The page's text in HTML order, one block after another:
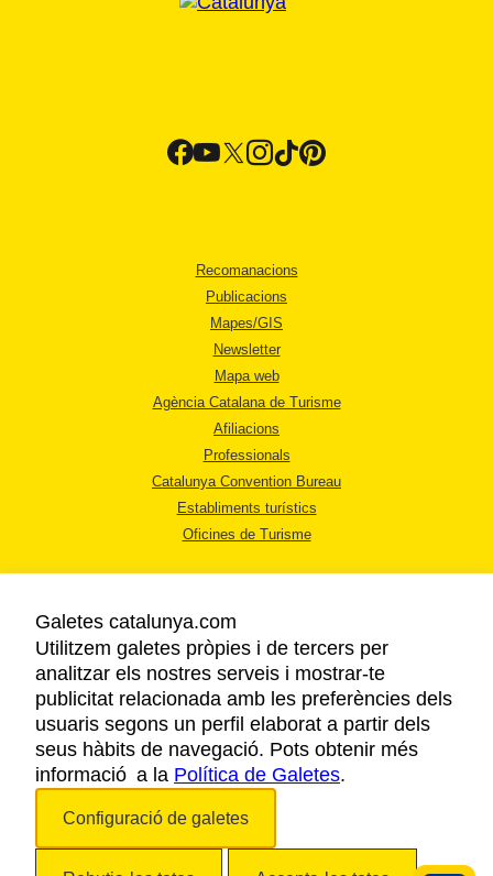
Recomanacions
Publicacions
Mapes/GIS
Newsletter
Mapa web
Agència Catalana de Turisme
Afiliacions
Professionals
Catalunya Convention Bureau
Establiments turístics
Oficines de Turisme
AVÍS LEGAL
POLÍTICA DE PRIVACITAT
COOKIES
ACCESSIBILITAT
Galetes catalunya.com
Utilitzem galetes pròpies i de tercers per
analitzar els nostres serveis i mostrar-te
publicitat relacionada amb les preferències dels
usuaris segons un perfil elaborat a partir dels
seus hàbits de navegació. Pots obtenir més
informació a la Política de Galetes.
Configuració de galetes